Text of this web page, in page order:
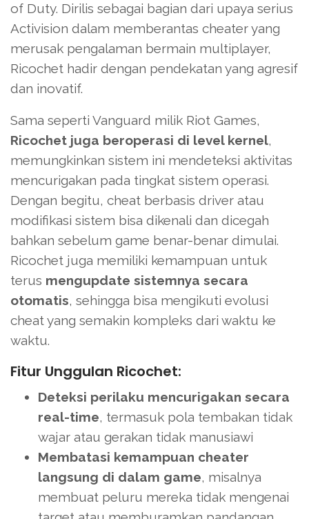
of Duty. Dirilis sebagai bagian dari upaya serius
Activision dalam memberantas cheater yang
merusak pengalaman bermain multiplayer,
Ricochet hadir dengan pendekatan yang agresif
dan inovatif.
Sama seperti Vanguard milik Riot Games,
Ricochet juga beroperasi di level kernel,
memungkinkan sistem ini mendeteksi aktivitas
mencurigakan pada tingkat sistem operasi.
Dengan begitu, cheat berbasis driver atau
modifikasi sistem bisa dikenali dan dicegah
bahkan sebelum game benar-benar dimulai.
Ricochet juga memiliki kemampuan untuk
terus mengupdate sistemnya secara
otomatis, sehingga bisa mengikuti evolusi
cheat yang semakin kompleks dari waktu ke
waktu.
Fitur Unggulan Ricochet:
Deteksi perilaku mencurigakan secara
real-time, termasuk pola tembakan tidak
wajar atau gerakan tidak manusiawi
Membatasi kemampuan cheater
langsung di dalam game, misalnya
membuat peluru mereka tidak mengenai